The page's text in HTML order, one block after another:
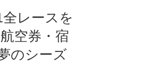
レースを
空券・宿
のシーズ